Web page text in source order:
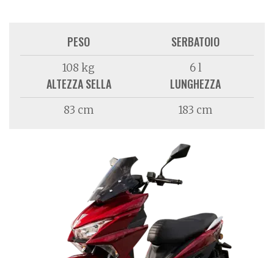
PESO
108 kg
SERBATOIO
6 l
ALTEZZA SELLA
83 cm
LUNGHEZZA
183 cm